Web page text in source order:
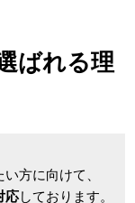
ばれる理
方に向けて、
応しております。